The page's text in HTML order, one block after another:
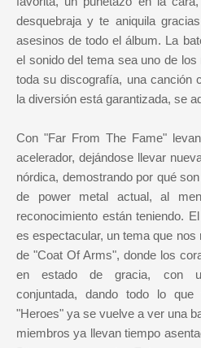
desquebraja y te aniquila
asesinos de todo el álbum. La
el sonido del tema sea uno de
toda su discografía, una canción
la diversión está garantizada, se
Con "Far From The Fame"
acelerador, dejándose llevar
nórdica, demostrando por qué
de power metal actual, al
reconocimiento están teniendo.
es espectacular, un tema que
de "Coat Of Arms", donde los
en estado de gracia, con
conjuntada, dando todo lo
"Heroes" ya se vuelve a ver una
miembros ya llevan tiempo